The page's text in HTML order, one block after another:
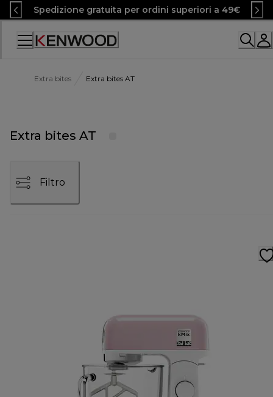
Skip
to
Content
Spedizione gratuita per ordini superiori a 49€
Accessibility
Extra bites Extra bites AT
Extra bites AT
Filtro